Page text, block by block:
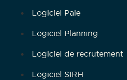
Logiciel Paie
Logiciel Planning
Logiciel de recrutement
Logiciel SIRH